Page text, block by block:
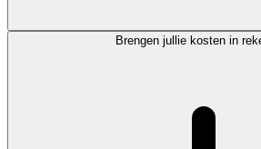
Brengen jullie kosten in